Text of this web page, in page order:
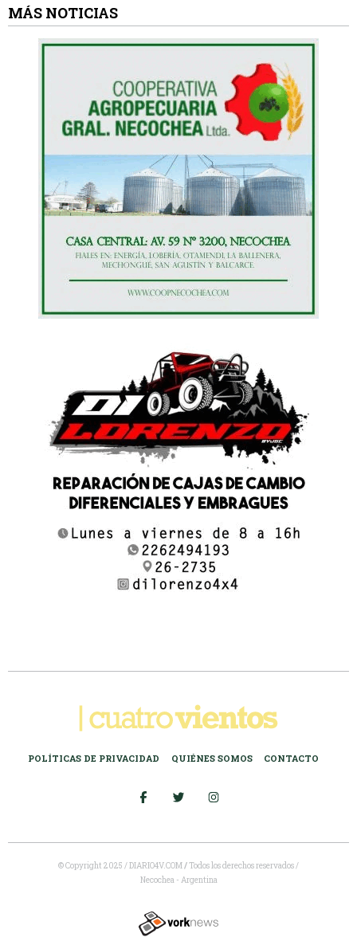
MÁS NOTICIAS
POLÍTICAS DE PRIVACIDAD QUIÉNES SOMOS CONTACTO
© Copyright 2025 / DIARIO4V.COM/Todos los derechos reservados /
Necochea - Argentina